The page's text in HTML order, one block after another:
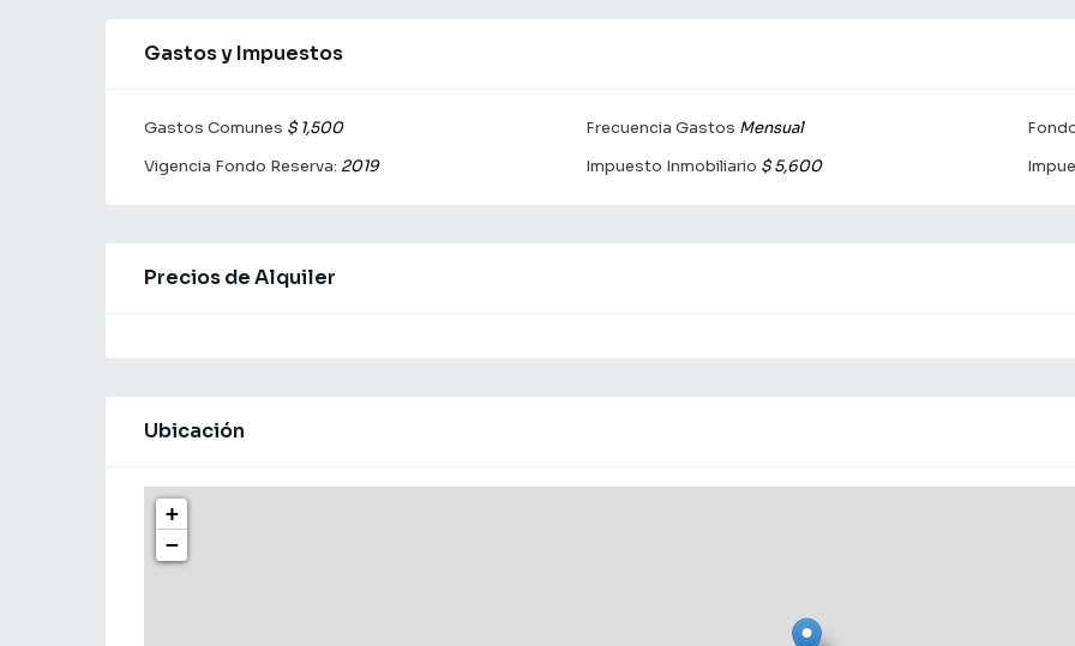
Gastos y Impuestos
Gastos Comunes $ 1,500 Frecuencia Gastos Mensual
Vigencia Fondo Reserva: 2019 Impuesto Inmobiliario $ 5,600
Precios de Alquiler
Ubicación
+
−